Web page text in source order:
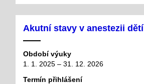
Akutní stavy v anestezii dětí
Období výuky
1. 1. 2025 – 31. 12. 2026
Termín přihlášení